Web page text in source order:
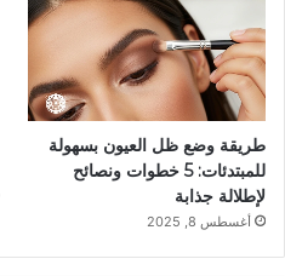
طريقة وضع ظل العيون بسهولة
للمبتدئات: 5 خطوات ونصائح
لإطلالة جذابة
أغسطس 8, 2025